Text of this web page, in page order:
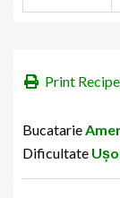
Print Recipe
Bucatarie
Dificultate